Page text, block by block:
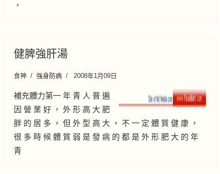
，
健脾強肝湯
食神 強身防病 2008年1月09日
補充體力第一 年 青 人 普 遍
因 營 業 好 ， 外 形 高 大 肥
胖 的 居 多 ， 但 外 型 高 大 ， 不 一 定 體 質 健 康 ，
很 多 時 候 體 質 弱 是 發 病 的 都 是 外 形 肥 大 的 年
青